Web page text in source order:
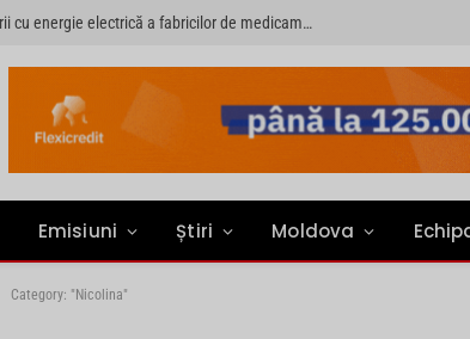
PRIMER: “Întreruperea alimentării cu energie electrică a fabricilor de medicamente va pune în pericol accesul pacienților la medicamente esențiale”
Emisiuni Știri Moldova
Category: "Nicolina"